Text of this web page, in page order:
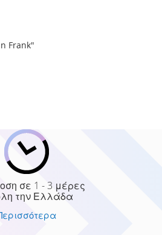
Frank"
σε 1 - 3 μέρες
την Ελλάδα